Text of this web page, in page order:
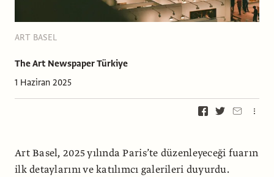
The Art Newspaper Türkiye
1 Haziran 2025
ART BASEL
Art Basel, 2025 yılında Paris’te düzenleyeceği fuarın
ilk detaylarını ve katılımcı galerileri duyurdu.